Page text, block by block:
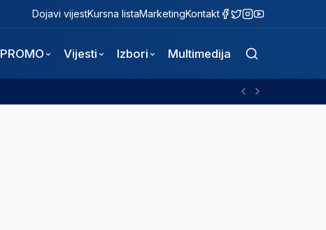
Dojavi vijestKursna listaMarketingKontakt
PROMO Vijesti Izbori Multimedija